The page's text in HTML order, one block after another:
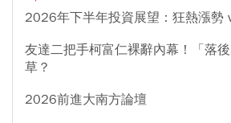
2026年下半年投資展望：狂熱漲勢
友達二把手柯富仁裸辭內幕！「落
草？
2026前進大南方論壇